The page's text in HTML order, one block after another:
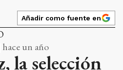
Añadir como fuente en
un año
la selección